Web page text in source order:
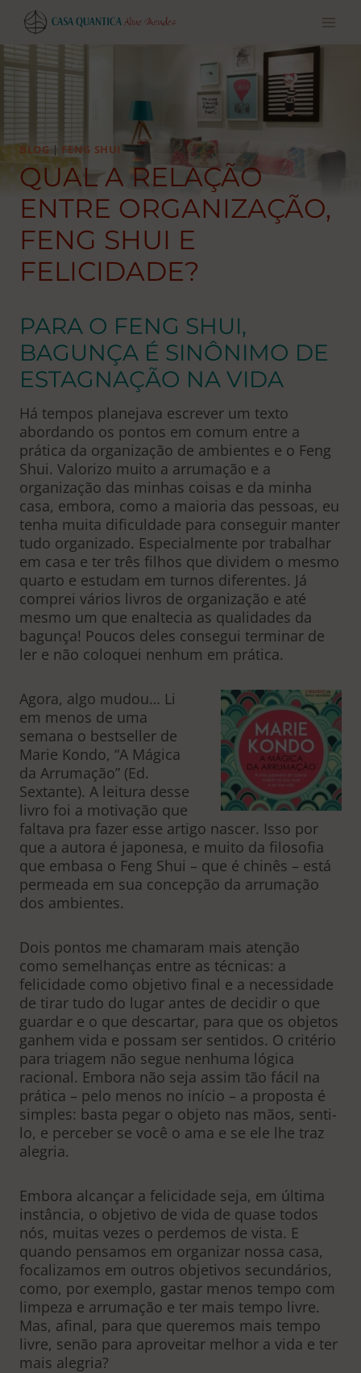
Pular
para
o
conteúdo
BLOG | FENG SHUI
QUAL A RELAÇÃO
ENTRE ORGANIZAÇÃO,
FENG SHUI E
FELICIDADE?
PARA O FENG SHUI,
BAGUNÇA É SINÔNIMO DE
ESTAGNAÇÃO NA VIDA
Há tempos planejava escrever um texto
abordando os pontos em comum entre a
prática da organização de ambientes e o Feng
Shui. Valorizo muito a arrumação e a
organização das minhas coisas e da minha
casa, embora, como a maioria das pessoas, eu
tenha muita dificuldade para conseguir manter
tudo organizado. Especialmente por trabalhar
em casa e ter três filhos que dividem o mesmo
quarto e estudam em turnos diferentes. Já
comprei vários livros de organização e até
mesmo um que enaltecia as qualidades da
bagunça! Poucos deles consegui terminar de
ler e não coloquei nenhum em prática.
Agora, algo mudou… Li
em menos de uma
semana o bestseller de
Marie Kondo, “A Mágica
da Arrumação” (Ed.
Sextante). A leitura desse
livro foi a motivação que
faltava pra fazer esse artigo nascer. Isso por
que a autora é japonesa, e muito da filosofia
que embasa o Feng Shui – que é chinês – está
permeada em sua concepção da arrumação
dos ambientes.
Dois pontos me chamaram mais atenção
como semelhanças entre as técnicas: a
felicidade como objetivo final e a necessidade
de tirar tudo do lugar antes de decidir o que
guardar e o que descartar, para que os objetos
ganhem vida e possam ser sentidos. O critério
para triagem não segue nenhuma lógica
racional. Embora não seja assim tão fácil na
prática – pelo menos no início – a proposta é
simples: basta pegar o objeto nas mãos, senti-
lo, e perceber se você o ama e se ele lhe traz
alegria.
Embora alcançar a felicidade seja, em última
instância, o objetivo de vida de quase todos
nós, muitas vezes o perdemos de vista. E
quando pensamos em organizar nossa casa,
focalizamos em outros objetivos secundários,
como, por exemplo, gastar menos tempo com
limpeza e arrumação e ter mais tempo livre.
Mas, afinal, para que queremos mais tempo
livre, senão para aproveitar melhor a vida e ter
mais alegria?